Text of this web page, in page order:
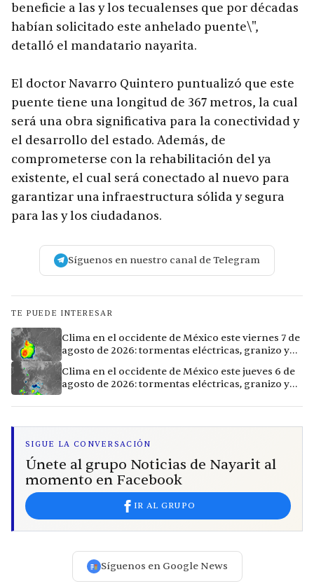
beneficie a las y los tecualenses que por décadas
habían solicitado este anhelado puente\",
detalló el mandatario nayarita.
El doctor Navarro Quintero puntualizó que este
puente tiene una longitud de 367 metros, la cual
será una obra significativa para la conectividad y
el desarrollo del estado. Además, de
comprometerse con la rehabilitación del ya
existente, el cual será conectado al nuevo para
garantizar una infraestructura sólida y segura
para las y los ciudadanos.
Síguenos en nuestro canal de Telegram
TE PUEDE INTERESAR
Clima en el occidente de México este viernes 7 de
agosto de 2026: tormentas eléctricas, granizo y
Clima en el occidente de México este jueves 6 de
agosto de 2026: tormentas eléctricas, granizo y
SIGUE LA CONVERSACIÓN
Únete al grupo Noticias de Nayarit al
momento en Facebook
IR AL GRUPO
Síguenos en Google News